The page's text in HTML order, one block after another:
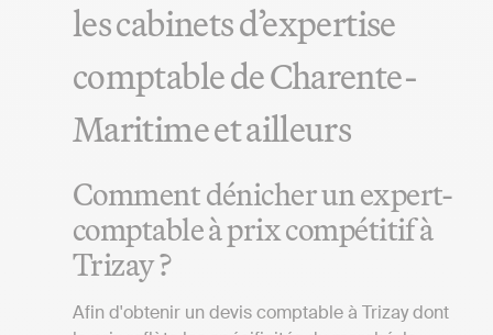
les cabinets d’expertise
comptable de Charente-
Maritime et ailleurs
Comment dénicher un expert-
comptable à prix compétitif à
Trizay ?
Afin d'obtenir un devis comptable à Trizay dont